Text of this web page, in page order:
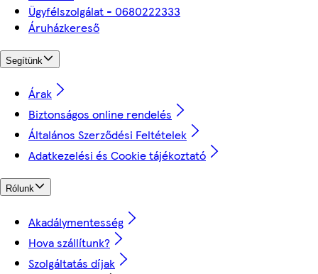
Ügyfélszolgálat - 0680222333
Áruházkereső
Segítünk
Árak
Biztonságos online rendelés
Általános Szerződési Feltételek
Adatkezelési és Cookie tájékoztató
Rólunk
Akadálymentesség
Hova szállítunk?
Szolgáltatás díjak